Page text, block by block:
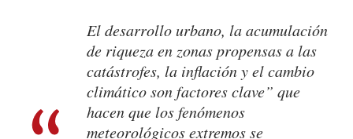
El desarrollo urbano, la acumulación
de riqueza en zonas propensas a las
catástrofes, la inflación y el cambio
climático son factores clave” que
hacen que los fenómenos
meteorológicos extremos se